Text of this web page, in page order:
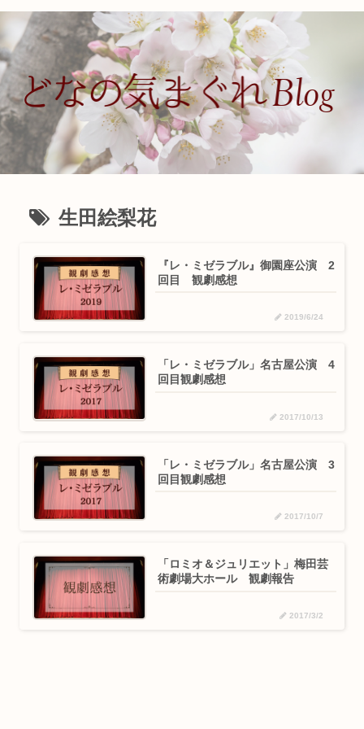
生田絵梨花
『レ・ミゼラブル』御園座公演 2
回目 観劇感想
2019/6/24
「レ・ミゼラブル」名古屋公演 4
回目観劇感想
2017/10/13
「レ・ミゼラブル」名古屋公演 3
回目観劇感想
2017/10/7
「ロミオ＆ジュリエット」梅田芸
術劇場大ホール 観劇報告
2017/3/2